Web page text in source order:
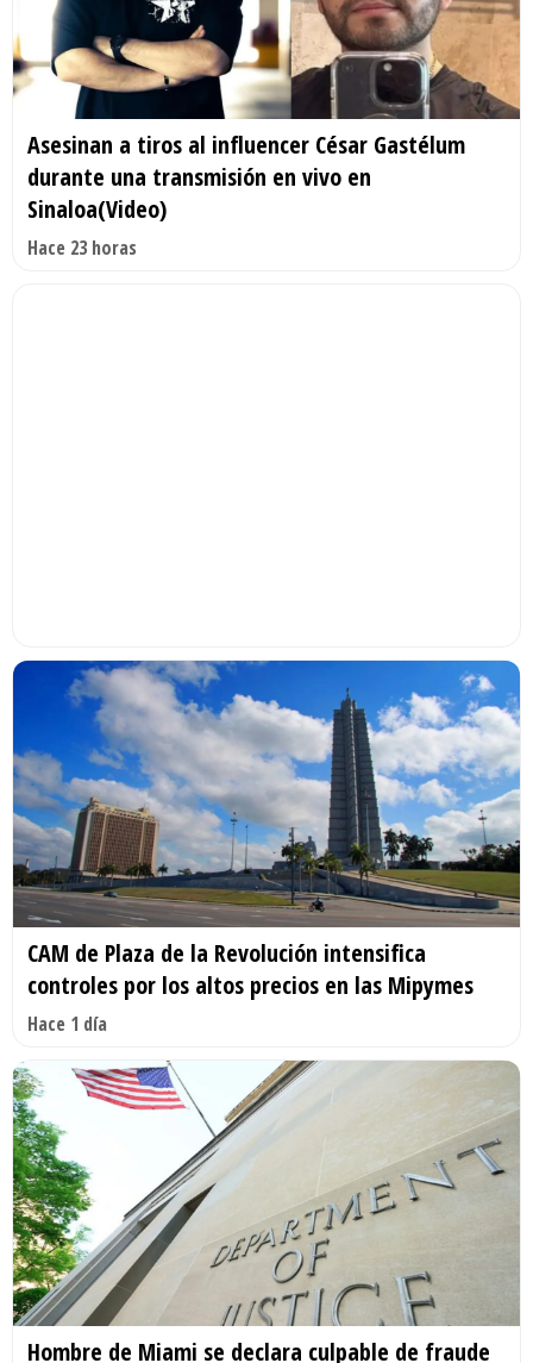
Asesinan a tiros al influencer César Gastélum
durante una transmisión en vivo en
Sinaloa(Video)
Hace 23 horas
CAM de Plaza de la Revolución intensifica
controles por los altos precios en las Mipymes
Hace 1 día
Hombre de Miami se declara culpable de fraude